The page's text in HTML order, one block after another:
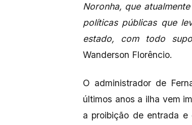
Noronha, que
políticas públicas que
estado, com todo
Wanderson Florêncio.
O administrador de
últimos anos a ilha vem
a proibição de entrada